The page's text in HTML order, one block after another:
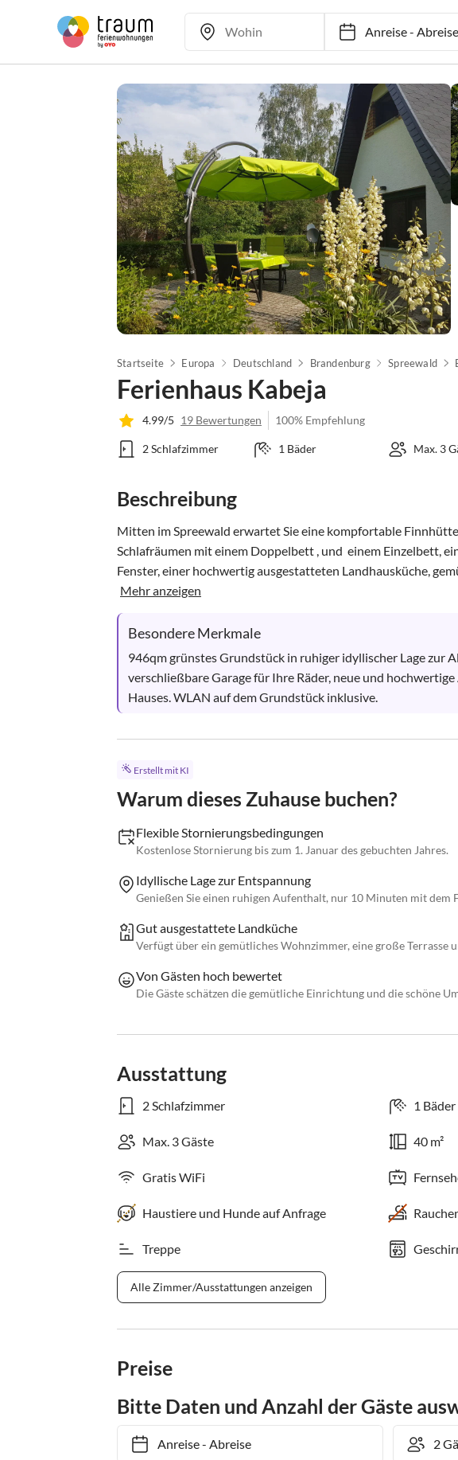
Anreise-Abreise
Startseite Europa Deutschland Brandenburg Spreewald
Ferienhaus Kabeja
4.99/5 19 Bewertungen 100% Empfehlung
2 Schlafzimmer 1 Bäder Max. 3
Beschreibung
Mitten im Spreewald erwartet Sie eine kompfortable
Schlafräumen mit einem Doppelbett , und  einem Einzelbett,
Fenster, einer hochwertig ausgestatteten Landhausküche,
Mehr anzeigen
Besondere Merkmale
946qm grünstes Grundstück in ruhiger idyllischer Lage zur
verschließbare Garage für Ihre Räder, neue und
Hauses. WLAN auf dem Grundstück inklusive.
Erstellt mit KI
Warum dieses Zuhause buchen?
Flexible Stornierungsbedingungen
Kostenlose Stornierung bis zum 1. Januar des gebuchten Jahres.
Idyllische Lage zur Entspannung
Genießen Sie einen ruhigen Aufenthalt, nur 10 Minuten mit
Gut ausgestattete Landküche
Verfügt über ein gemütliches Wohnzimmer, eine große Terrasse
Von Gästen hoch bewertet
Die Gäste schätzen die gemütliche Einrichtung und die schöne
Ausstattung
2 Schlafzimmer 1 Bäder
Max. 3 Gäste 40 m²
Gratis WiFi
Haustiere und Hunde auf Anfrage
Treppe
Alle Zimmer/Ausstattungen anzeigen
Preise
Bitte Daten und Anzahl der Gäste
Anreise- Abreise